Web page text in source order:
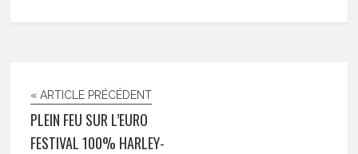
« ARTICLE PRÉCÉDENT
PLEIN FEU SUR L’EURO
FESTIVAL 100% HARLEY-